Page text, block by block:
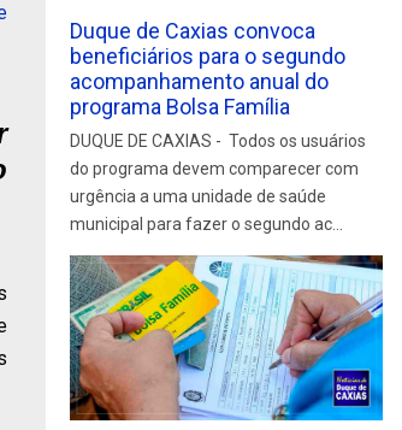
Duque de Caxias convoca
beneficiários para o segundo
acompanhamento anual do
programa Bolsa Família
DUQUE DE CAXIAS - Todos os usuários
do programa devem comparecer com
urgência a uma unidade de saúde
municipal para fazer o segundo ac...